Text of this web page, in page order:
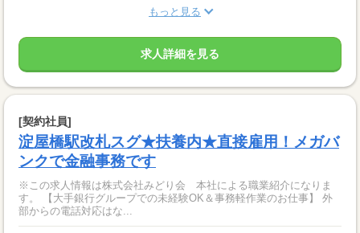
もっと見る
求人詳細を見る
[契約社員]
淀屋橋駅改札スグ★扶養内★直接雇用！メガバ
ンクで金融事務です
※この求人情報は株式会社みどり会 本社による職業紹介になりま
す。 【大手銀行グループでの未経験OK＆事務軽作業のお仕事】 外
部からの電話対応はな...